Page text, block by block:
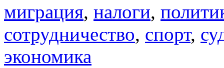
миграция, налоги,
сотрудничество, спорт,
экономика